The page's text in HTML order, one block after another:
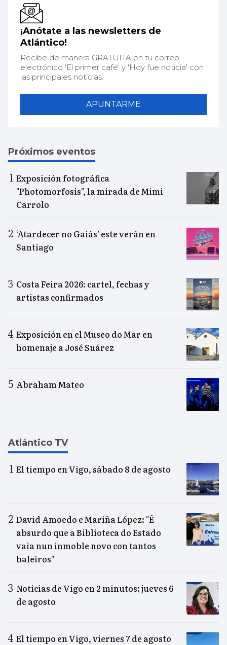
¡Anótate a las newsletters de
Atlántico!
Recibe de manera GRATUITA en tu correo
electrónico 'El primer café' y 'Hoy fue noticia' con
las principales noticias.
APUNTARME
Próximos eventos
Exposición fotográfica
"Photomorfosis", la mirada de Mimi
Carrolo
‘Atardecer no Gaiás’ este verán en
Santiago
Costa Feira 2026: cartel, fechas y
artistas confirmados
Exposición en el Museo do Mar en
homenaje a José Suárez
Abraham Mateo
Atlántico TV
El tiempo en Vigo, sábado 8 de agosto
David Amoedo e Mariña López: "É
absurdo que a Biblioteca do Estado
vaia nun inmoble novo con tantos
baleiros"
Noticias de Vigo en 2 minutos: jueves 6
de agosto
El tiempo en Vigo, viernes 7 de agosto